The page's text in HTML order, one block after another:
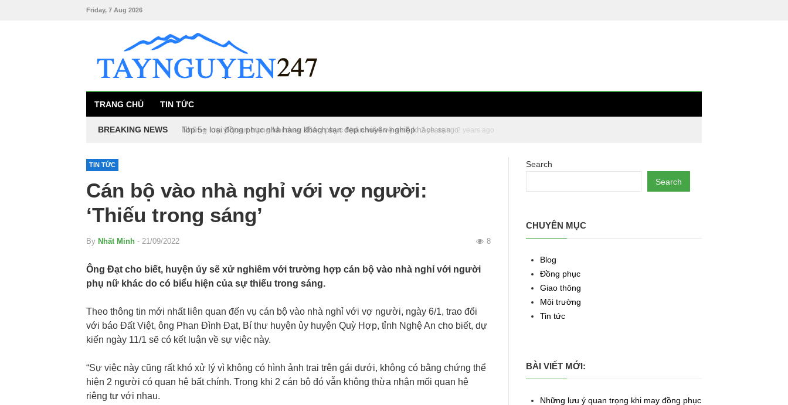
Friday, 7 Aug 2026
TRANG CHỦ TIN TỨC
BREAKING NEWS Top 5+ loại đồng phục nhà hàng khách sạn đẹp chuyên nghiệp 2 years ago
TIN TỨC
Cán bộ vào nhà nghỉ với vợ người:
‘Thiếu trong sáng’
By Nhất Minh - 21/09/2022 8
Ông Đạt cho biết, huyện ủy sẽ xử nghiêm với trường hợp cán bộ vào nhà nghỉ với người
phụ nữ khác do có biểu hiện của sự thiếu trong sáng.
Theo thông tin mới nhất liên quan đến vụ cán bộ vào nhà nghỉ với vợ người, ngày 6/1, trao đổi
với báo Đất Việt, ông Phan Đình Đạt, Bí thư huyện ủy huyện Quỳ Hợp, tỉnh Nghệ An cho biết, dự
kiến ngày 11/1 sẽ có kết luận về sự việc này.
“Sự việc này cũng rất khó xử lý vì không có hình ảnh trai trên gái dưới, không có bằng chứng thể
hiện 2 người có quan hệ bất chính. Trong khi 2 cán bộ đó vẫn không thừa nhận mối quan hệ
riêng tư với nhau.
Search
Search
CHUYÊN MỤC
Blog
Đồng phục
Giao thông
Môi trường
Tin tức
BÀI VIẾT MỚI:
Những lưu ý quan trọng khi may đồng phục